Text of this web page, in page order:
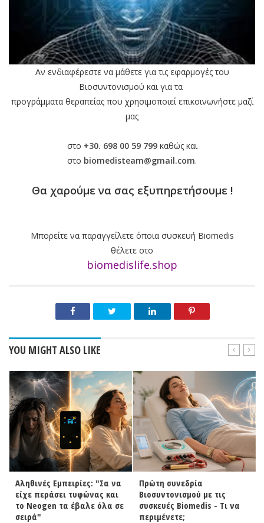
Αν ενδιαφέρεστε να μάθετε για τις εφαρμογές του
Βιοσυντονισμού καιγια τα
προγράμματα θεραπείας που χρησιμοποιεί επικοινωνήστε μαζί
μας
στο +30. 698 00 59 799καθώς και
στο biomedisteam@gmail.com.
Θα χαρούμε να σας εξυπηρετήσουμε !
Μπορείτε να παραγγείλετε όποια συσκευή Biomedis
θέλετε στο
biomedislife.shop
YOU MIGHT ALSO LIKE
Αληθινές Εμπειρίες: "Σα να
είχε περάσει τυφώνας και
το Neogen τα έβαλε όλα σε
σειρά"
Πρώτη συνεδρία
Βιοσυντονισμού με τις
συσκευές Biomedis - Τι να
περιμένετε;